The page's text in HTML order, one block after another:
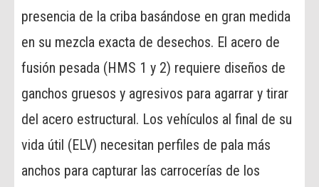
presencia de la criba basándose en gran medida
en su mezcla exacta de desechos. El acero de
fusión pesada (HMS 1 y 2) requiere diseños de
ganchos gruesos y agresivos para agarrar y tirar
del acero estructural. Los vehículos al final de su
vida útil (ELV) necesitan perfiles de pala más
anchos para capturar las carrocerías de los